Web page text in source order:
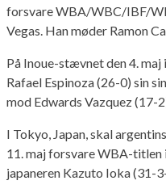
forsvare WBA/WBC/IBF/
Vegas. Han møder Ramon
På Inoue-stævnet den 4.
Rafael Espinoza (26-0) sin
mod Edwards Vazquez (17-
I Tokyo, Japan, skal
11. maj forsvare WBA-
japaneren Kazuto Ioka (31-